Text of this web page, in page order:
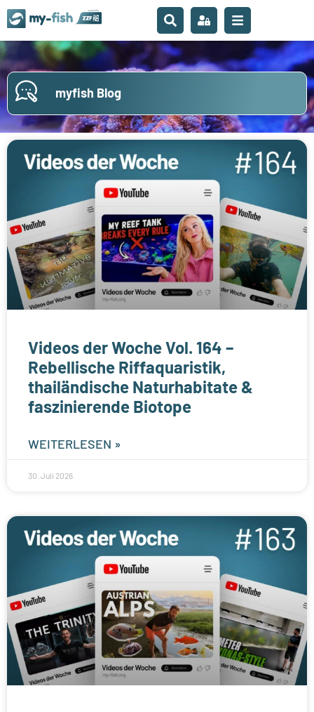
myfish Blog
Videos der Woche Vol. 164 –
Rebellische Riffaquaristik,
thailändische Naturhabitate &
faszinierende Biotope
WEITERLESEN »
30. Juli 2026